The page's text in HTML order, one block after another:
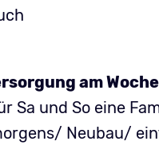
am
Sa und So eine
Neubau/